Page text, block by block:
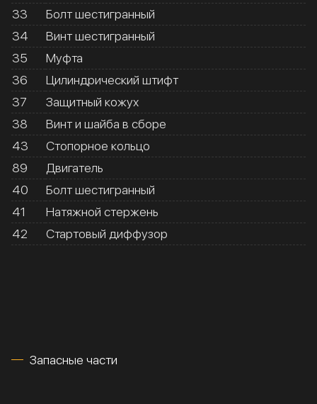
33
Болт шестигранный
34
Винт шестигранный
35
Муфта
36
Цилиндрический штифт
37
Защитный кожух
38
Винт и шайба в сборе
43
Стопорное кольцо
89
Двигатель
40
Болт шестигранный
41
Натяжной стержень
42
Стартовый диффузор
Запасные части